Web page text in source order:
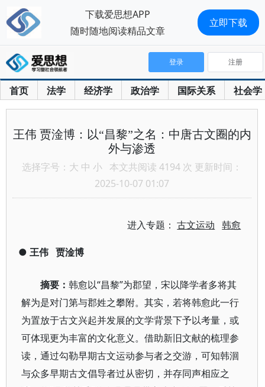
首页 法学 经济学 政治学 国际关系 社会学
登录 注册
王伟 贾淦博：以“昌黎”之名：中唐古文圈的内
外与渗透
选择字号： 大 中 小 本文共阅读 4194 次 更新时间：
2025-10-07 01:07
进入专题：古文运动 韩愈
● 王伟 贾淦博
摘要： 韩愈以“昌黎”为郡望，宋以降学者多将其
解为是对门第与郡姓之攀附。其实，若将韩愈此一行
为置放于古文兴起并发展的文学背景下予以考量，或
可体现更为丰富的文化意义。借助新旧文献的梳理参
读，通过勾勒早期古文运动参与者之交游，可知韩洄
与众多早期古文倡导者过从密切，并存同声相应之
下载爱思想APP
随时随地阅读精品文章
立即下载